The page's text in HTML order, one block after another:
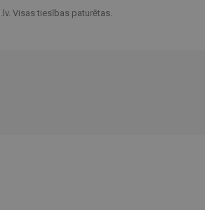
Visas tiesības paturētas.